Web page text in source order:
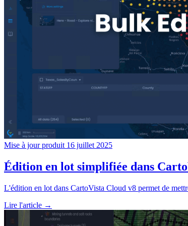
Mise à jour produit 16 juillet 2025
Édition en lot simplifiée dans
L'édition en lot dans CartoVista Cloud v8 permet de
Lire l'article →